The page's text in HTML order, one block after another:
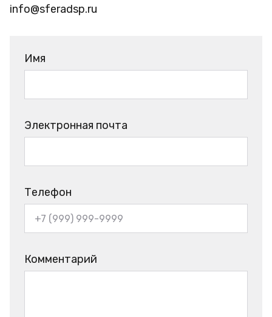
info@sferadsp.ru
Имя
Электронная почта
Телефон
Комментарий